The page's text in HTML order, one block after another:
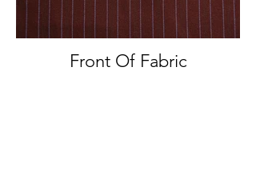
Front Of Fabric